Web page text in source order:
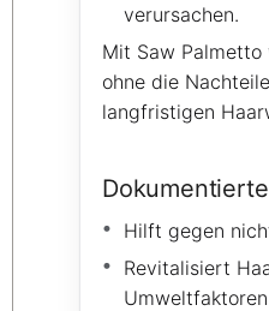
verursachen.
Mit Saw
ohne die
langfristigen
Hilft gegen
Revitalisiert